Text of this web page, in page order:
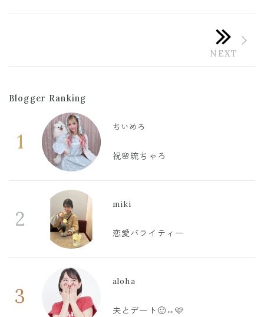
Blogger Ranking
1
ちいめろ
祝🌸琉ちゃろ
2
miki
恋愛バライティー
3
aloha
夫とデート🙂‍↔️🩷